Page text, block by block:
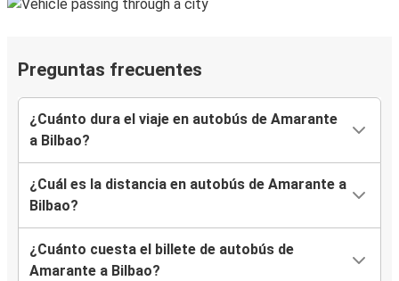
Preguntas frecuentes
¿Cuánto dura el viaje en autobús de Amarante
a Bilbao?
¿Cuál es la distancia en autobús de Amarante a
Bilbao?
¿Cuánto cuesta el billete de autobús de
Amarante a Bilbao?